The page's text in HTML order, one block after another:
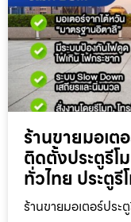
ร้านขายมอเต
ติดตั้งประตูรี
ทั่วไทย ประตู
ร้านขายมอเตอร์ปร